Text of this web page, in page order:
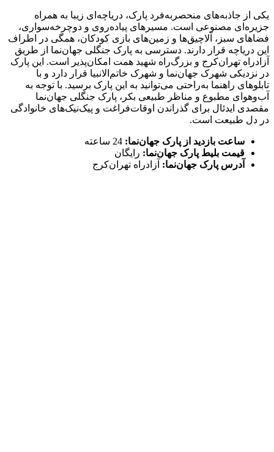
یکی از جاذبه‌های منحصربه‌فرد پارک، دریاچه‌ای زیبا به همراه
جزیره‌ای مصنوعی است. مسیرهای پیاده‌روی و دوچرخه‌سواری،
فضاهای سبز، آلاچیق‌ها و زمین‌های بازی کودکان، همگی در اطراف
این دریاچه قرار دارند. دسترسی به پارک جنگلی جهان‌نما از طریق
آزادراه تهران‌کرج و بزرگ‌راه شهید همت امکان‌پذیر است. این پارک
در نزدیکی شهرک جهان‌نما و شهرک خاتم‌الانبیا قرار دارد و با
تابلوهای راهنما به‌راحتی می‌توانید به این پارک برسید. با توجه به
آب‌وهوای مطبوع و مناظر طبیعی بکر، پارک جنگلی جهان‌نما
مقصدی ایدئال برای گذراندن اوقات‌فراغت و پیک‌نیک‌های خانوادگی
در دل طبیعت است.
ساعت بازدید از پارک جهان‌نما:
قیمت بلیط پارک جهان‌نما: رایگان
آدرس پارک جهان‌نما: آزادراه تهران‌کرج